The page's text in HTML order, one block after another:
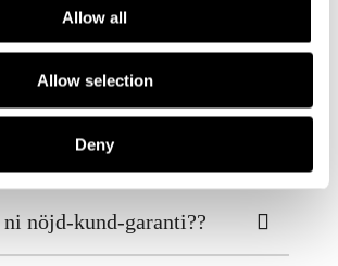
Allow all
Allow selection
Deny
dig ett exakt prisförslag
önskemål. Begär gärna en
offert – det går snabbt och är
förpliktelser.
nöjd-kund-garanti??